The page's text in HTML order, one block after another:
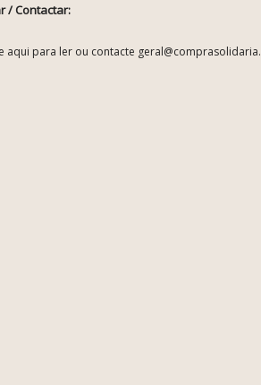
/ Contactar:
aqui para ler ou contacte